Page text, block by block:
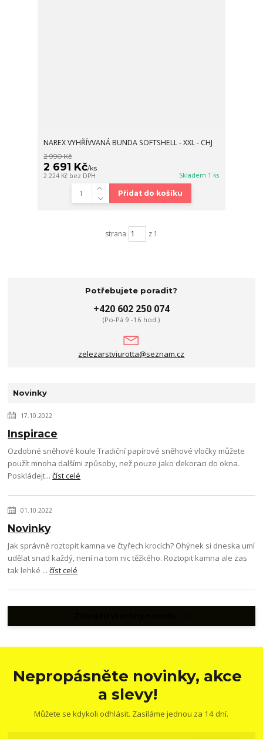
NAREX VYHŘÍVVANÁ BUNDA SOFTSHELL - XXL - CHJ
2 990 Kč
2 691 Kč/ks
2 224 Kč bez DPH Skladem 1 ks
Přidat do košíku
strana z 1
Potřebujete poradit?
+420 602 250 074
(Po-Pá 9 -16 hod.)
zelezarstviurotta@seznam.cz
Novinky
17.10.2022
Inspirace
Ozdobné sněhové koule Tradiční papírové sněhové vločky můžete
použít mnoha dalšími způsoby, než pouze jako dekoraci do okna.
Poskládejt...číst celé
01.10.2022
Novinky
Jak správně roztopit kamna ve čtyřech krocích? Ohýnek si dneska umí
udělat snad každý, není na tom nic těžkého. Roztopit kamna ale zas
tak lehké ...číst celé
Nepropásněte novinky, akce
a slevy!
Můžete se kdykoli odhlásit. Zasíláme jednou za 14 dní.